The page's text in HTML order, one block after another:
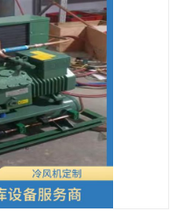
宁冻库
州冻库，泸州冷库
贡冻库组装
枝花冻库
库安装，小型冻库造价